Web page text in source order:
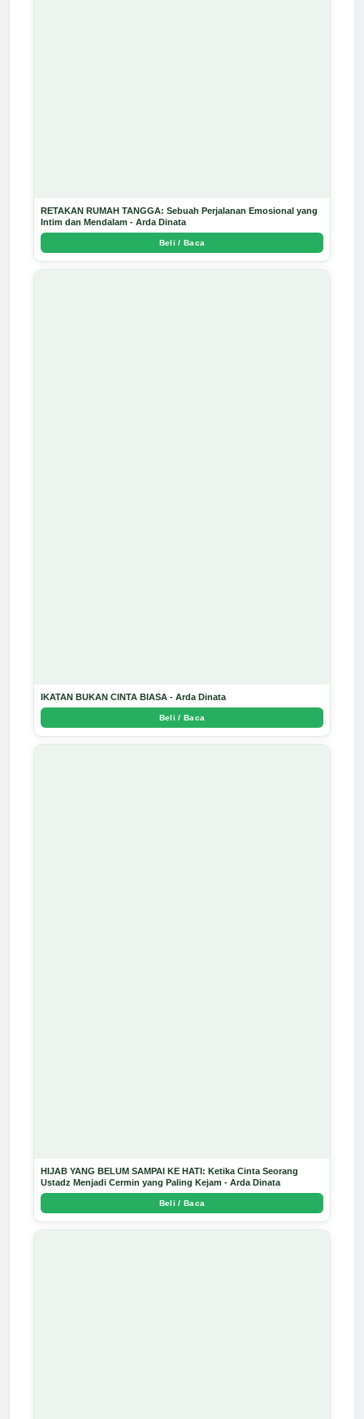
RETAKAN RUMAH TANGGA: Sebuah Perjalanan Emosional yang
Intim dan Mendalam - Arda Dinata
Beli / Baca
IKATAN BUKAN CINTA BIASA - Arda Dinata
Beli / Baca
HIJAB YANG BELUM SAMPAI KE HATI: Ketika Cinta Seorang
Ustadz Menjadi Cermin yang Paling Kejam - Arda Dinata
Beli / Baca